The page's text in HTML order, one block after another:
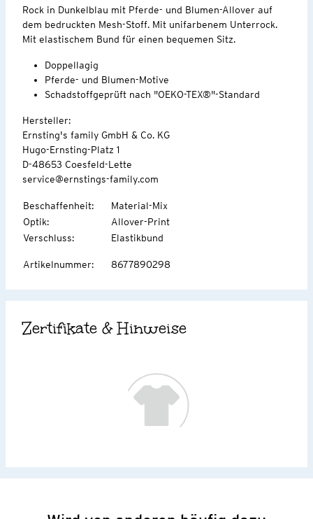
Rock in Dunkelblau mit Pferde- und Blumen-Allover auf
dem bedruckten Mesh-Stoff. Mit unifarbenem Unterrock.
Mit elastischem Bund für einen bequemen Sitz.
Doppellagig
Pferde- und Blumen-Motive
Schadstoffgeprüft nach "OEKO-TEX®"-Standard
Hersteller:
Ernsting's family GmbH & Co. KG
Hugo-Ernsting-Platz 1
D-48653 Coesfeld-Lette
service@ernstings-family.com
Beschaffenheit:
Material-Mix
Optik:
Allover-Print
Verschluss: Elastikbund
Artikelnummer: 8677890298
Zertifikate & Hinweise